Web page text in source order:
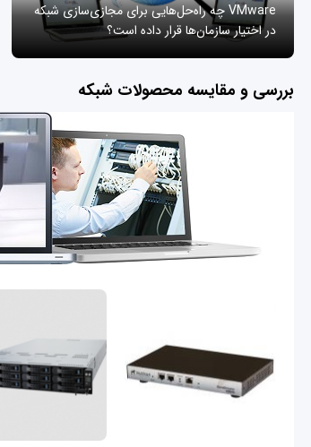
VMware چه راه‌حل‌هایی برای مجازی‌سازی شبکه
در اختیار سازمان‌ها قرار داده است؟
بررسی و مقایسه محصولات شبکه